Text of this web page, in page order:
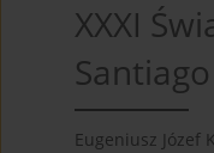
XXXI
Eugeniusz Józef